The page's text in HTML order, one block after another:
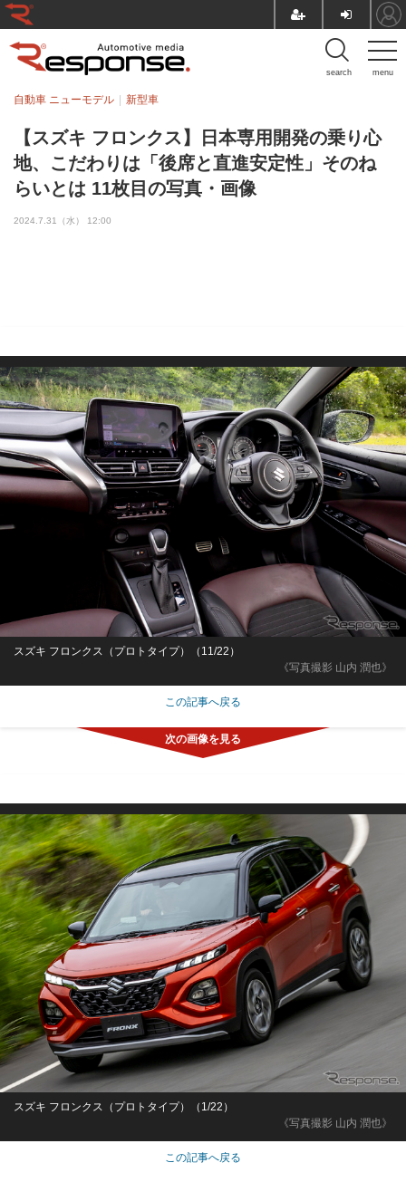
menu
search
【スズキ フロンクス】日本専用開発の乗り心
地、こだわりは「後席と直進安定性」そのね
らいとは 11枚目の写真・画像
自動車 ニューモデル 新型車
2024.7.31（水） 12:00
《写真撮影 山内 潤也》
スズキ フロンクス（プロトタイプ）（11/22）
この記事へ戻る
《写真撮影 山内 潤也》
スズキ フロンクス（プロトタイプ）（1/22）
この記事へ戻る